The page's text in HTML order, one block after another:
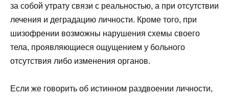
за собой утрату связи с реальностью, а при отсутствии
лечения и деградацию личности. Кроме того, при
шизофрении возможны нарушения схемы своего
тела, проявляющиеся ощущением у больного
отсутствия либо изменения органов.
Если же говорить об истинном раздвоении личности,